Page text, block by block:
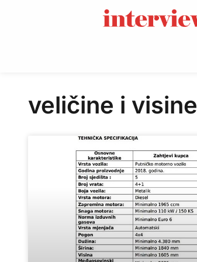
veličine i visine